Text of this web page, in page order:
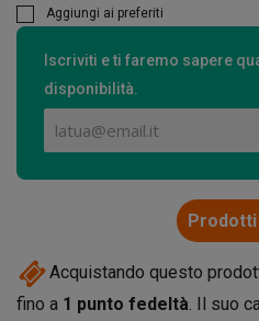
Aggiungi ai preferiti
Iscriviti e ti faremo sapere
disponibilità.
Acquistando questo
fino a 1 punto fedeltà. Il suo